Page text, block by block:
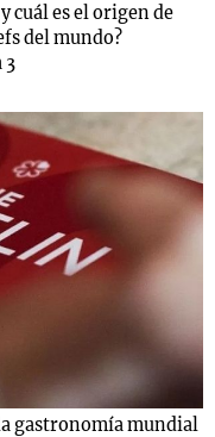
cuál es el origen de
del mundo?
3
gastronomía mundial
La Sole en
Cadena 3